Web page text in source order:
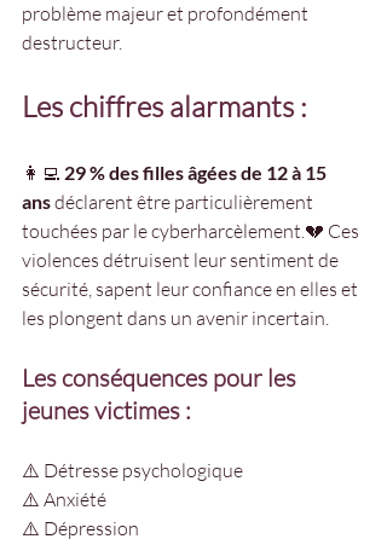
problème majeur et profondément
destructeur.
Les chiffres alarmants :
👩‍💻 29 % des filles âgées de 12 à 15
ans déclarent être particulièrement
touchées par le cyberharcèlement.💔 Ces
violences détruisent leur sentiment de
sécurité, sapent leur confiance en elles et
les plongent dans un avenir incertain.
Les conséquences pour les
jeunes victimes :
⚠️ Détresse psychologique
⚠️ Anxiété
⚠️ Dépression